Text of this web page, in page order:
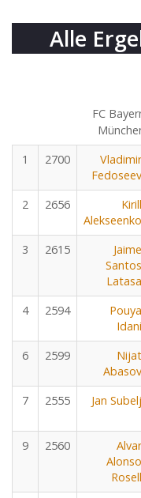
Alle
FC
1
2700
Vladimir
Fedoseev
2 2656
Kirill
Alekseenko
3 2615
Jaime
Santos
Latasa
4 2594
Pouya
Idani
6 2599
Nijat
Abasov
7 2555 Jan Subelj
9 2560
Alvar
Alonso
Rosell